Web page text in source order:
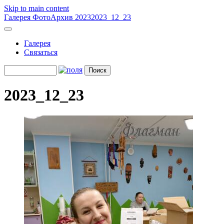
Skip to main content
Галерея ФотоАрхив 20232023_12_23
Галерея
Связаться
2023_12_23